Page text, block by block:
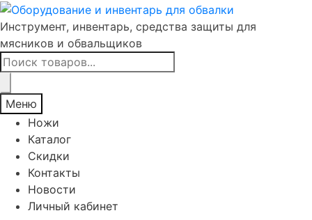
Инструмент, инвентарь, средства защиты для
мясников и обвальщиков
Поиск
товаров
Меню
Ножи
Каталог
Скидки
Контакты
Новости
Личный кабинет